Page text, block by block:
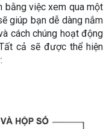
bằng việc xem qua một
giúp bạn dễ dàng nắm
cách chúng hoạt động
cả sẽ được thể hiện